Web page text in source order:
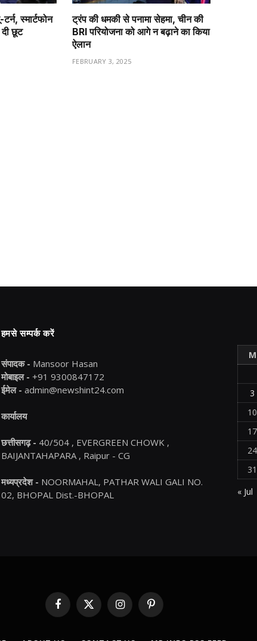
स्मार्टफोन
छूट
ट्रंप की धमकी से पनामा सेहमा, चीन की
BRI परियोजना को आगे न बढ़ाने का किया
ऐलान
FEBRUARY 3, 2025
हमसे सम्पर्क करें
संपादक - Mansoor Hasan
मोबाइल - +91 9300847172
ईमेल - admin@newshint24.com
कार्यालय
छत्तीसगढ़ - 40/504 , EVERGREEN CHOWK ,
BAIJANTAHAPARA , Raipur - CG
मध्यप्रदेश - NOORMAHAL, PATHAR WALI GALI NO.
02, BHOPAL Dist.-BHOPAL
M
3
10
17
24
31
« Jul
Facebook
X
(Twitter)
InstagramPinterest